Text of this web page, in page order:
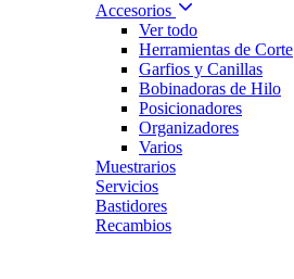
Accesorios
Ver todo
Herramientas de Corte
Garfios y Canillas
Bobinadoras de Hilo
Posicionadores
Organizadores
Varios
Muestrarios
Servicios
Bastidores
Recambios